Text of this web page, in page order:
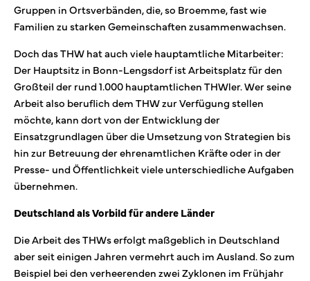
Gruppen in Ortsverbänden, die, so Broemme, fast wie
Familien zu starken Gemeinschaften zusammenwachsen.
Doch das THW hat auch viele hauptamtliche Mitarbeiter:
Der Hauptsitz in Bonn-Lengsdorf ist Arbeitsplatz für den
Großteil der rund 1.000 hauptamtlichen THWler. Wer seine
Arbeit also beruflich dem THW zur Verfügung stellen
möchte, kann dort von der Entwicklung der
Einsatzgrundlagen über die Umsetzung von Strategien bis
hin zur Betreuung der ehrenamtlichen Kräfte oder in der
Presse- und Öffentlichkeit viele unterschiedliche Aufgaben
übernehmen.
Deutschland als Vorbild für andere Länder
Die Arbeit des THWs erfolgt maßgeblich in Deutschland
aber seit einigen Jahren vermehrt auch im Ausland. So zum
Beispiel bei den verheerenden zwei Zyklonen im Frühjahr